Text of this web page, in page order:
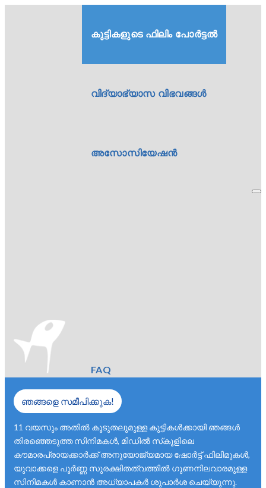
കുട്ടികളുടെ ഫിലിം പോർട്ടൽ
വിദ്യാഭ്യാസ വിഭവങ്ങൾ
അസോസിയേഷൻ
FAQ
ഞങ്ങളെ സമീപിക്കുക!
11 വയസും അതിൽ കൂടുതലുമുള്ള കുട്ടികൾക്കായി ഞങ്ങൾ
തിരഞ്ഞെടുത്ത സിനിമകൾ, മിഡിൽ സ്‌കൂളിലെ
കൗമാരപ്രായക്കാർക്ക് അനുയോജ്യമായ ഷോർട്ട് ഫിലിമുകൾ,
യുവാക്കളെ പൂർണ്ണ സുരക്ഷിതത്വത്തിൽ ഗുണനിലവാരമുള്ള
സിനിമകൾ കാണാൻ അധ്യാപകർ ശുപാർശ ചെയ്യുന്നു.